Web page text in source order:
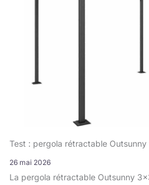
Test : pergola rétractable
26 mai 2026
La pergola rétractable Outsunny